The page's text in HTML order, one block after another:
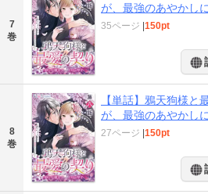
7
巻
が、最強のあやかし
35ページ |150pt
8
巻
【単話】鴉天狗様と
が、最強のあやかし
27ページ |150pt